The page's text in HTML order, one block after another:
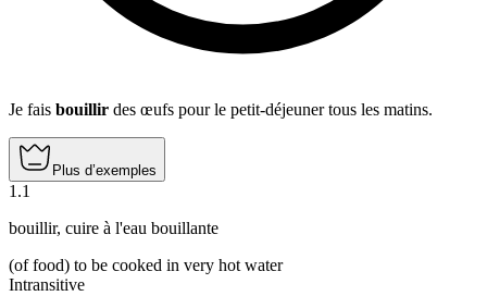
Je fais bouillir des œufs pour le petit-déjeuner tous les matins.
Plus d’exemples
1 .1
bouillir, cuire à l'eau bouillante
(of food) to be cooked in very hot water
Intransitive